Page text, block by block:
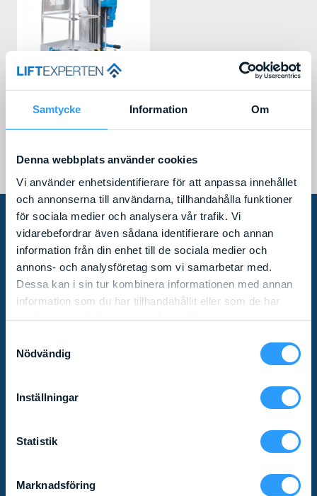
Samtycke Information Om
Denna webbplats använder cookies
Vi använder enhetsidentifierare för att anpassa innehållet
och annonserna till användarna, tillhandahålla funktioner
för sociala medier och analysera vår trafik. Vi
vidarebefordrar även sådana identifierare och annan
information från din enhet till de sociala medier och
annons- och analysföretag som vi samarbetar med.
Dessa kan i sin tur kombinera informationen med annan
information som du har tillhandahållit eller som de har
samlat in när du har använt deras tjänster.
Nödvändig
Inställningar
Statistik
Marknadsföring
Liftens bredd:0,74m
GENIE AWP 40
Läs mer
PRENUMERERA PÅ VÅRT
NYHETSBREV!
nyhetsbrev får du relevant produktinformation och
specialerbjudanden direkt i mailkorgen.